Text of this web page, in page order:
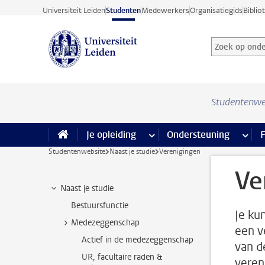
Ga direct naar de inhoud
Universiteit LeidenStudentenMedewerkersOrganisatiegids
Zoek op
Zoekterm
Je opleiding meer Je opleiding pagina’s
Ondersteuning meer
Studentenwebsite Naast je studie Verenigingen
Naast je studie
Bestuursfunctie
Medezeggenschap
Actief in de medezeggenschap
UR, facultaire raden &
Je
een
van